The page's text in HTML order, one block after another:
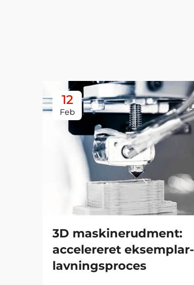
12
Feb
3D maskinerudment:
accelereret eksemplar-
lavningsproces